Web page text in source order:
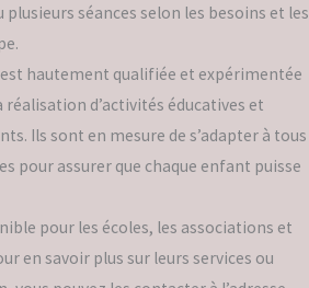
séances selon les besoins et les
hautement qualifiée et expérimentée
d’activités éducatives et
Ils sont en mesure de s’adapter à tous
pour assurer que chaque enfant puisse
pour les écoles, les associations et
en savoir plus sur leurs services ou